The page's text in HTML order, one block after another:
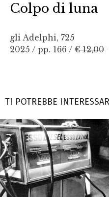
Colpo di luna
gli Adelphi, 725
2025 / pp. 166 / € 12,00
TI POTREBBE